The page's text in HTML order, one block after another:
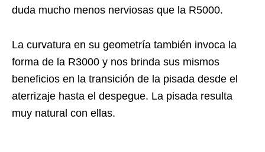
duda mucho menos nerviosas que la R5000.
La curvatura en su geometría también invoca la
forma de la R3000 y nos brinda sus mismos
beneficios en la transición de la pisada desde el
aterrizaje hasta el despegue. La pisada resulta
muy natural con ellas.